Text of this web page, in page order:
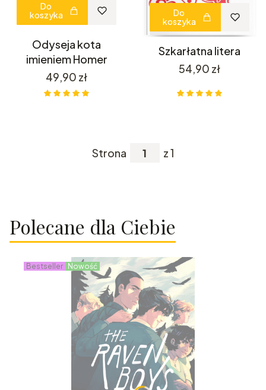
Do
koszyka
Odyseja kota
imieniem Homer
Cena
49,90 zł
Do
koszyka
Szkarłatna litera
Cena
54,90 zł
Strona z 1
Polecane dla Ciebie
Bestseller Nowość